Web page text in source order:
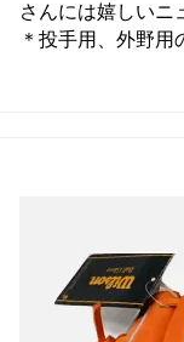
さんには嬉しいニ
＊投手用、外野